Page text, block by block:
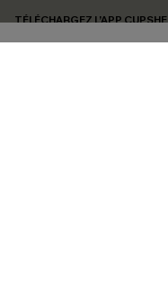
TÉLÉCHARGEZ L’APP CUPSHE